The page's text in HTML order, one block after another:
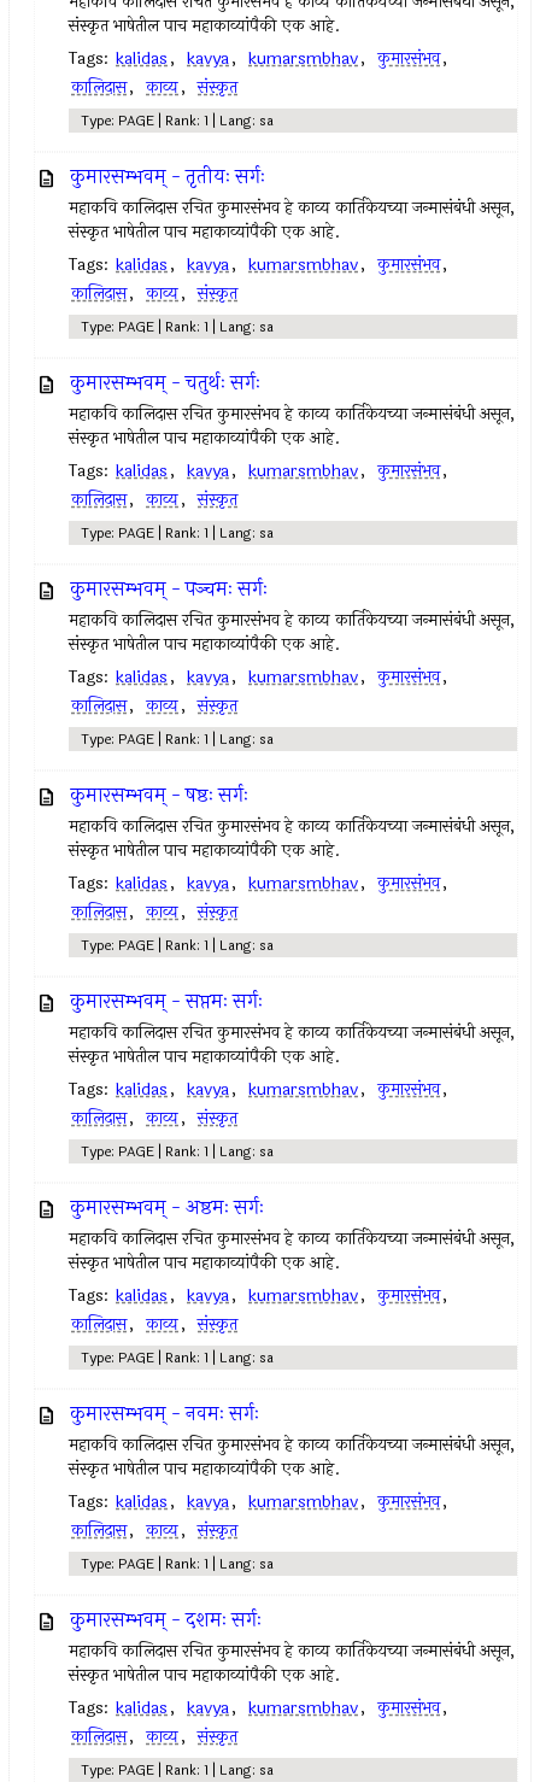
संस्कृत भाषेतील पाच महाकाव्यांपैकी एक आहे.
Tags: kalidas, kavya, kumarsmbhav, कुमारसंभव,
कालिदास, काव्य, संस्कृत
Type: PAGE | Rank: 1 | Lang: sa
कुमारसम्भवम् - तृतीयः सर्गः
महाकवि कालिदास रचित कुमारसंभव हे काव्य कार्तिकेयच्या जन्मासंबंधी असून,
संस्कृत भाषेतील पाच महाकाव्यांपैकी एक आहे.
Tags: kalidas, kavya, kumarsmbhav, कुमारसंभव,
कालिदास, काव्य, संस्कृत
Type: PAGE | Rank: 1 | Lang: sa
कुमारसम्भवम् - चतुर्थः सर्गः
महाकवि कालिदास रचित कुमारसंभव हे काव्य कार्तिकेयच्या जन्मासंबंधी असून,
संस्कृत भाषेतील पाच महाकाव्यांपैकी एक आहे.
Tags: kalidas, kavya, kumarsmbhav, कुमारसंभव,
कालिदास, काव्य, संस्कृत
Type: PAGE | Rank: 1 | Lang: sa
कुमारसम्भवम् - पञ्चमः सर्गः
महाकवि कालिदास रचित कुमारसंभव हे काव्य कार्तिकेयच्या जन्मासंबंधी असून,
संस्कृत भाषेतील पाच महाकाव्यांपैकी एक आहे.
Tags: kalidas, kavya, kumarsmbhav, कुमारसंभव,
कालिदास, काव्य, संस्कृत
Type: PAGE | Rank: 1 | Lang: sa
कुमारसम्भवम् - षष्ठः सर्गः
महाकवि कालिदास रचित कुमारसंभव हे काव्य कार्तिकेयच्या जन्मासंबंधी असून,
संस्कृत भाषेतील पाच महाकाव्यांपैकी एक आहे.
Tags: kalidas, kavya, kumarsmbhav, कुमारसंभव,
कालिदास, काव्य, संस्कृत
Type: PAGE | Rank: 1 | Lang: sa
कुमारसम्भवम् - सप्तमः सर्गः
महाकवि कालिदास रचित कुमारसंभव हे काव्य कार्तिकेयच्या जन्मासंबंधी असून,
संस्कृत भाषेतील पाच महाकाव्यांपैकी एक आहे.
Tags: kalidas, kavya, kumarsmbhav, कुमारसंभव,
कालिदास, काव्य, संस्कृत
Type: PAGE | Rank: 1 | Lang: sa
कुमारसम्भवम् - अष्ठमः सर्गः
महाकवि कालिदास रचित कुमारसंभव हे काव्य कार्तिकेयच्या जन्मासंबंधी असून,
संस्कृत भाषेतील पाच महाकाव्यांपैकी एक आहे.
Tags: kalidas, kavya, kumarsmbhav, कुमारसंभव,
कालिदास, काव्य, संस्कृत
Type: PAGE | Rank: 1 | Lang: sa
कुमारसम्भवम् - नवमः सर्गः
महाकवि कालिदास रचित कुमारसंभव हे काव्य कार्तिकेयच्या जन्मासंबंधी असून,
संस्कृत भाषेतील पाच महाकाव्यांपैकी एक आहे.
Tags: kalidas, kavya, kumarsmbhav, कुमारसंभव,
कालिदास, काव्य, संस्कृत
Type: PAGE | Rank: 1 | Lang: sa
कुमारसम्भवम् - दशमः सर्गः
महाकवि कालिदास रचित कुमारसंभव हे काव्य कार्तिकेयच्या जन्मासंबंधी असून,
संस्कृत भाषेतील पाच महाकाव्यांपैकी एक आहे.
Tags: kalidas, kavya, kumarsmbhav, कुमारसंभव,
कालिदास, काव्य, संस्कृत
Type: PAGE | Rank: 1 | Lang: sa